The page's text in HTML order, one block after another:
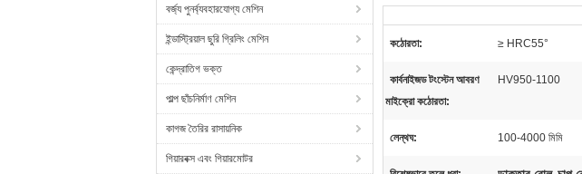
বর্জ্য পুনর্ব্যবহারযোগ্য মেশিন
ইন্ডাস্ট্রিয়াল ছুরি গ্রিলিং মেশিন
কেন্দ্রাতিগ ভক্ত
পাল্প ছাঁচনির্মাণ মেশিন
কাগজ তৈরির রাসায়নিক
গিয়ারবক্স এবং গিয়ারমোটর
কঠোরতা: ≥ HRC55°
কার্বনাইজড টংস্টেন আবরণ
মাইক্রো কঠোরতা:
HV950-1100
লেন্থঘ: 100-4000 মিমি